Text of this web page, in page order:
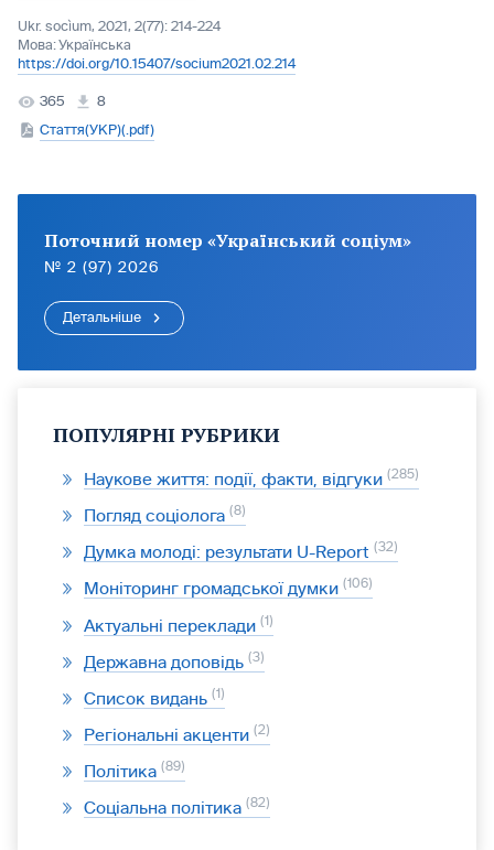
Ukr. socìum, 2021, 2(77): 214-224
Мова:Українська
https://doi.org/10.15407/socium2021.02.214
365
8
Стаття(УКР)(.pdf)
Поточний номер «Український соціум»
№ 2 (97) 2026
Детальніше
ПОПУЛЯРНІ РУБРИКИ
Наукове життя: події, факти, відгуки 285
Погляд соціолога 8
Думка молоді: результати U-Report 32
Моніторинг громадської думки 106
Актуальні переклади 1
Державна доповідь 3
Список видань 1
Регіональні акценти 2
Політика 89
Соціальна політика 82